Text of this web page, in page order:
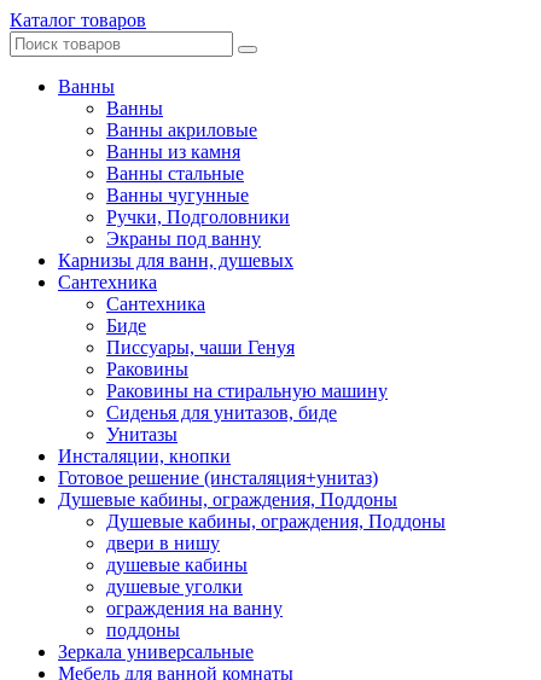
Каталог товаров
Ванны
Ванны
Ванны акриловые
Ванны из камня
Ванны стальные
Ванны чугунные
Ручки, Подголовники
Экраны под ванну
Карнизы для ванн, душевых
Сантехника
Сантехника
Биде
Писсуары, чаши Генуя
Раковины
Раковины на стиральную машину
Сиденья для унитазов, биде
Унитазы
Инсталяции, кнопки
Готовое решение (инсталяция+унитаз)
Душевые кабины, ограждения, Поддоны
Душевые кабины, ограждения, Поддоны
двери в нишу
душевые кабины
душевые уголки
ограждения на ванну
поддоны
Зеркала универсальные
Мебель для ванной комнаты